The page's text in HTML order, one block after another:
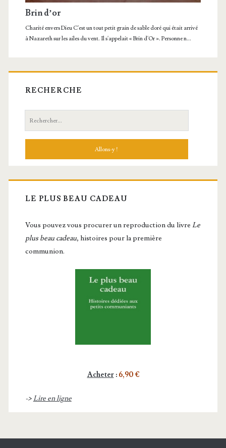
RECHERCHE
Recherche:
LE PLUS BEAU CADEAU
Vous pou­vez vous pro­cu­rer un repro­duc­tion du livre Le
plus beau cadeau, histoires pour la première
communion.
Acheter: 6,90 €
->Lire en ligne